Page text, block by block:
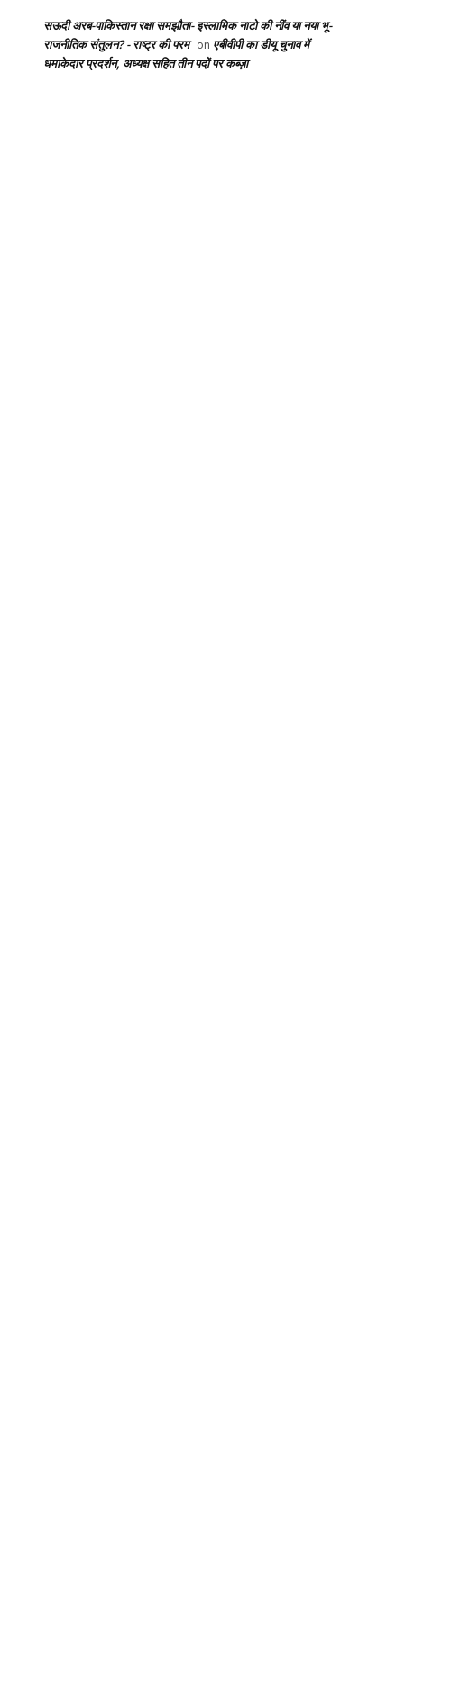
सऊदी अरब-पाकिस्तान रक्षा समझौता- इस्लामिक नाटो की नींव या नया भू-
राजनीतिक संतुलन? - राष्ट्र की परम on एबीवीपी का डीयू चुनाव में
धमाकेदार प्रदर्शन, अध्यक्ष सहित तीन पदों पर कब्ज़ा